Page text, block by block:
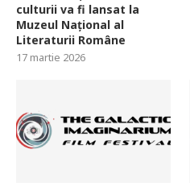
culturii va fi lansat la
Muzeul Național al
Literaturii Române
17 martie 2026